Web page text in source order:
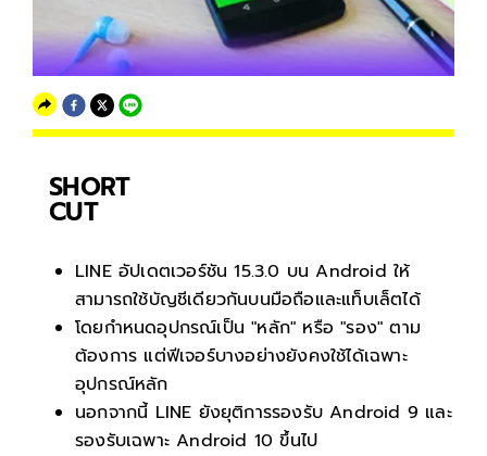
SHORT
CUT
LINE อัปเดตเวอร์ชัน 15.3.0 บน Android ให้
สามารถใช้บัญชีเดียวกันบนมือถือและแท็บเล็ตได้
โดยกำหนดอุปกรณ์เป็น "หลัก" หรือ "รอง" ตาม
ต้องการ แต่ฟีเจอร์บางอย่างยังคงใช้ได้เฉพาะ
อุปกรณ์หลัก
นอกจากนี้ LINE ยังยุติการรองรับ Android 9 และ
รองรับเฉพาะ Android 10 ขึ้นไป